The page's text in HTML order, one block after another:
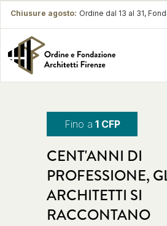
Chiusure agosto: Ordine dal 13 al 31,
Fino a 1 CFP
CENT'ANNI DI
PROFESSIONE,
ARCHITETTI SI
RACCONTANO